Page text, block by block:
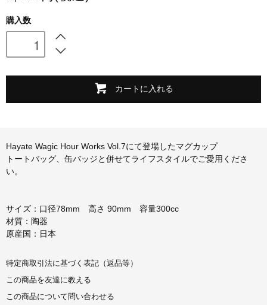
購入数
カートに入れる
Hayate Wagic Hour Works Vol.7にて登場したマグカップ
トートバッグ、缶バッジと併せてライフスタイルでご愛用くださ
い。
サイズ：口径78mm 高さ 90mm 容量300cc
材質：陶器
原産国：日本
特定商取引法に基づく表記（返品等）
この商品を友達に教える
この商品について問い合わせる